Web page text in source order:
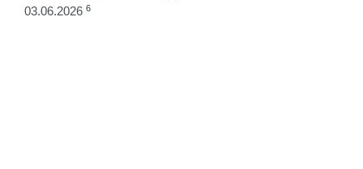
03.06.2026 6